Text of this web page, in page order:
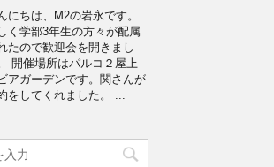
にちは、M2の岩永です。
く学部3年生の方々が配属
たので歓迎会を開きまし
開催場所はパルコ２屋上
アガーデンです。関さんが
をしてくれました。 ...